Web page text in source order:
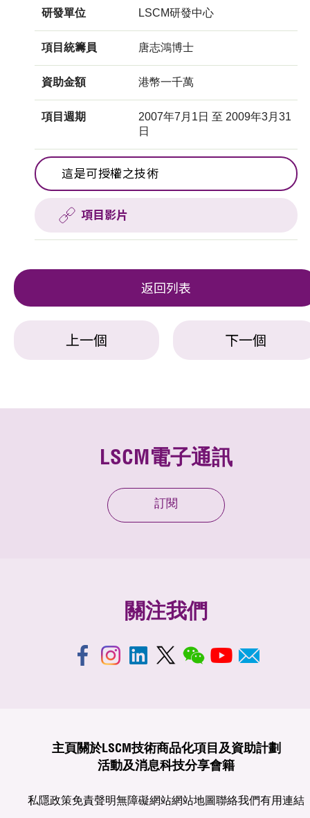
研發單位 LSCM研發中心
項目統籌員 唐志鴻博士
資助金額 港幣一千萬
項目週期
2007年7月1日 至 2009年3月31
日
這是可授權之技術
項目影片
返回列表
上一個 下一個
LSCM電子通訊
訂閱
關注我們
主頁 關於LSCM技術商品化項目及資助計劃
活動及消息科技分享會籍
私隱政策免責聲明無障礙網站網站地圖聯絡我們有用連結